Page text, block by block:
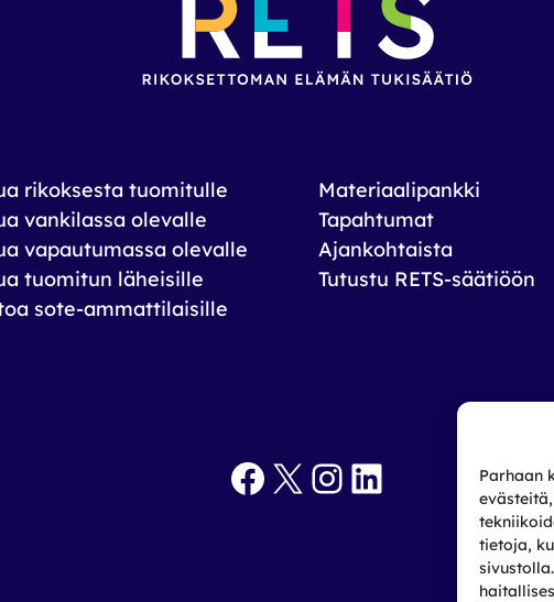
Parhaan
tietoja,
rikoksesta tuomitulle
vankilassa olevalle
vapautumassa olevalle
tuomitun läheisille
sote-ammattilaisille
Materiaalipankki
Tapahtumat
Ajankohtaista
Tutustu RETS-säätiöön
Facebook
X Instagram
LinkedIn